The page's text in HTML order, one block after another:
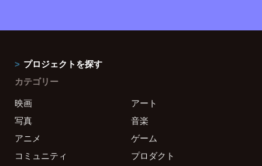
プロジェクトを探す
カテゴリー
映画
アート
写真
音楽
アニメ
ゲーム
コミュニティ
プロダクト